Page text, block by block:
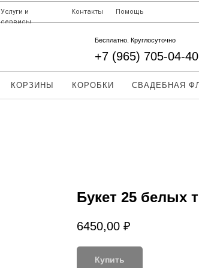
Услуги и
сервисы
Контакты Помощь
Бесплатно. Круглосуточно
+7 (965) 705-04-40
КОРЗИНЫ КОРОБКИ СВАДЕБНАЯ
Букет 25 белых
6450,00 ₽
Купить